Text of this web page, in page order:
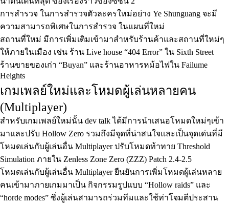
การสำรวจ ในการสำรวจตัวละครใหม่อย่าง Ye Shunguang จะมี
ความสามารถพิเศษในการสำรวจ ในแผนที่ใหม่
สถานที่ใหม่ มีการเพิ่มเติมเข้ามาสำหรับร้านค้าและสถานที่ใหม่ๆ
ให้ภายในเมือง เช่น ร้าน Live house “404 Error” ใน Sixth Street
ร้านขายของเก่า “Buyan” และร้านอาหารหม้อไฟใน Failume
Heights
เกมเพลย์ใหม่และโหมดผู้เล่นหลายคน
(Multiplayer)
สำหรับเกมเพลย์ใหม่นั้น dev talk ได้มีการนำเสนอโหมดใหม่ๆเข้า
มาและปรับ Hollow Zero รวมถึงมีจุดที่น่าสนใจและเป็นจุดเด่นที่มี
โหมดเล่นกับผู้เล่นอื่น Multiplayer ปรับโหมดท้าทาย Threshold
Simulation ภายใน Zenless Zone Zero (ZZZ) Patch 2.4-2.5
โหมดเล่นกับผู้เล่นอื่น Multiplayer ยืนยันการเพิ่มโหมดผู้เล่นหลาย
คนเข้ามาภายเกมมาเป็น กิจกรรมรูปแบบ “Hollow raids” และ
“horde modes” ซึ่งผู้เล่นสามารถร่วมทีมและใช้ท่าโจมตีประสาน